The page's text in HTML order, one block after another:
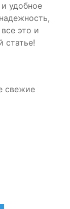
удобное
это и
статье!
свежие